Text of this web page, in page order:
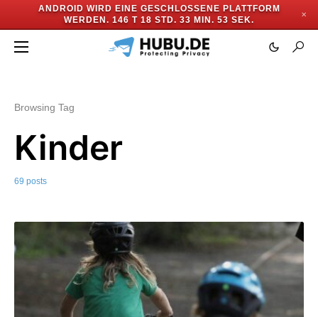
ANDROID WIRD EINE GESCHLOSSENE PLATTFORM
WERDEN. 146 T 18 STD. 33 MIN. 50 SEK.
✕
Browsing Tag
Kinder
69 posts